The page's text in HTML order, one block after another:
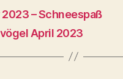
– Schneespaß
April 2023